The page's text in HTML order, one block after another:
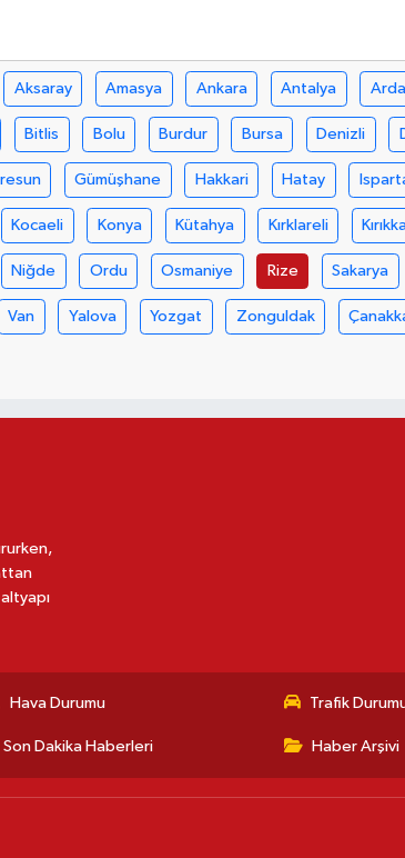
Aksaray Amasya Ankara Antalya
Bitlis Bolu Burdur Bursa Denizli
Gümüşhane Hakkari Hatay
Kocaeli Konya Kütahya Kırklareli
Niğde Ordu Osmaniye Rize Sakarya
Van Yalova Yozgat Zonguldak
Hava Durumu Trafik
Son Dakika Haberleri Haber Arşivi